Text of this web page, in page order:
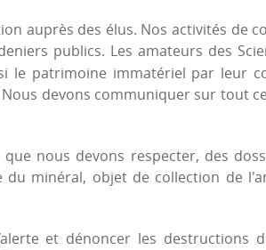
auprès des élus. Nos activités de
publics. Les amateurs des
le patrimoine immatériel par leur
devons communiquer sur tout
que nous devons respecter, des
minéral, objet de collection de
et dénoncer les destructions